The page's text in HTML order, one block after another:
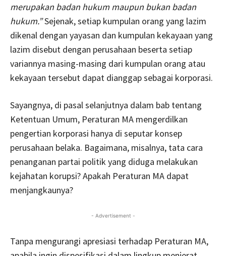
merupakan badan hukum maupun bukan badan
hukum.”Sejenak, setiap kumpulan orang yang lazim
dikenal dengan yayasan dan kumpulan kekayaan yang
lazim disebut dengan perusahaan beserta setiap
variannya masing-masing dari kumpulan orang atau
kekayaan tersebut dapat dianggap sebagai korporasi.
Sayangnya, di pasal selanjutnya dalam bab tentang
Ketentuan Umum, Peraturan MA mengerdilkan
pengertian korporasi hanya di seputar konsep
perusahaan belaka. Bagaimana, misalnya, tata cara
penanganan partai politik yang diduga melakukan
kejahatan korupsi? Apakah Peraturan MA dapat
menjangkaunya?
- Advertisement -
Tanpa mengurangi apresiasi terhadap Peraturan MA,